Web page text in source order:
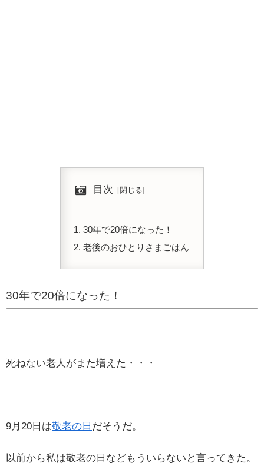
目次
30年で20倍になった！
老後のおひとりさまごはん
30年で20倍になった！
死ねない老人がまた増えた・・・
9月20日は敬老の日 だそうだ。
以前から私は敬老の日などもういらないと言ってきた。